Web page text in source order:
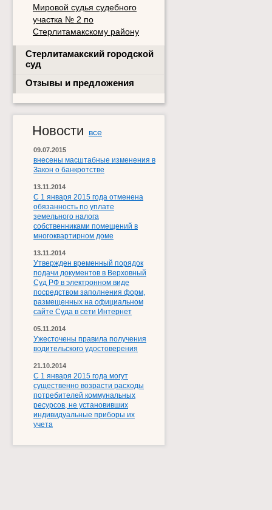
Мировой судья судебного
участка № 2 по
Стерлитамакскому району
Стерлитамакский городской
суд
Отзывы и предложения
Новости все
09.07.2015
внесены масштабные изменения в
Закон о банкротстве
13.11.2014
С 1 января 2015 года отменена
обязанность по уплате
земельного налога
собственниками помещений в
многоквартирном доме
13.11.2014
Утвержден временный порядок
подачи документов в Верховный
Суд РФ в электронном виде
посредством заполнения форм,
размещенных на официальном
сайте Суда в сети Интернет
05.11.2014
Ужесточены правила получения
водительского удостоверения
21.10.2014
С 1 января 2015 года могут
существенно возрасти расходы
потребителей коммунальных
ресурсов, не установивших
индивидуальные приборы их
учета